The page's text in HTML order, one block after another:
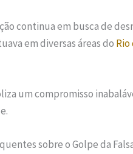
continua em busca de
em diversas áreas do
um compromisso
sobre o Golpe da